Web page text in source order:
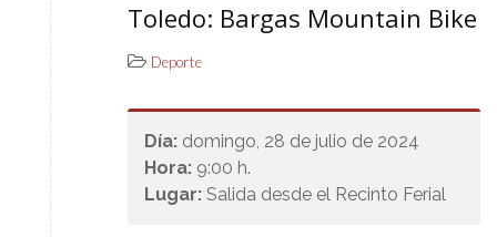
Toledo: Bargas Mountain Bike
Deporte
Día: domingo, 28 de julio de 2024
Hora: 9:00 h.
Lugar: Salida desde el Recinto Ferial